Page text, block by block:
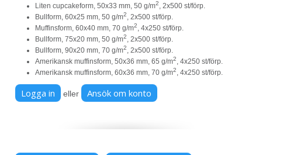
Liten cupcakeform, 50x33 mm, 50 g/m2
, 2x500 st/förp.
Bullform, 60x25 mm, 50 g/m2
, 2x500 st/förp.
Muffinsform, 60x40 mm, 70 g/m2
, 4x250 st/förp.
Bullform, 75x20 mm, 50 g/m2
, 2x500 st/förp.
Bullform, 90x20 mm, 70 g/m2
, 2x500 st/förp.
Amerikansk muffinsform, 50x36 mm, 65 g/m2
, 4x250 st/förp.
Amerikansk muffinsform, 60x36 mm, 70 g/m2 , 4x250 st/förp.
Logga in eller Ansök om konto